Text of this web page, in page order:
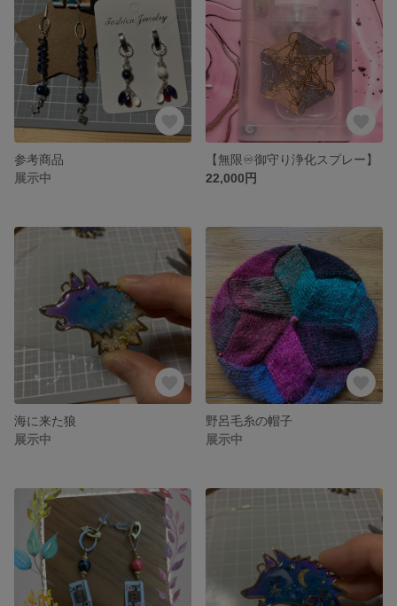
参考商品
展示中
【無限♾️御守り浄化スプレー】
22,000円
海に来た狼
展示中
野呂毛糸の帽子
展示中